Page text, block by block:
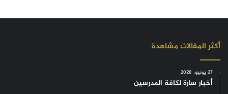
أكثر المقالات مشاهدة
27 يونيو، 2020
أخبار سارة لكافة المدرسين